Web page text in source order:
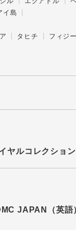
イ島
タヒチ フィジー
ヤルコレクション
JAPAN（英語